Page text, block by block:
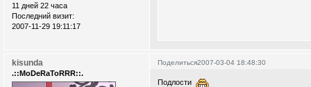
11 дней 22 часа
Последний визит:
2007-11-29 19:11:17
Поделиться2007-03-04 18:48:30
kisunda
.::MoDeRaToRRR::.
Подлости